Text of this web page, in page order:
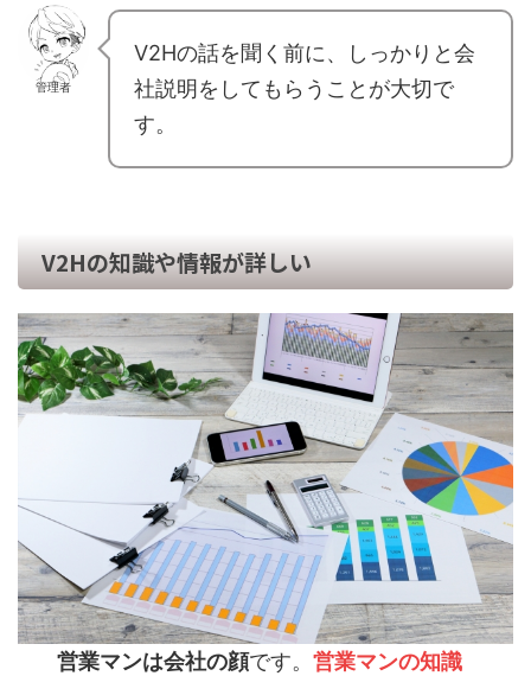
管理者
V2Hの話を聞く前に、しっかりと会
社説明をしてもらうことが大切で
す。
V2Hの知識や情報が詳しい
営業マンは会社の顔です。営業マンの知識